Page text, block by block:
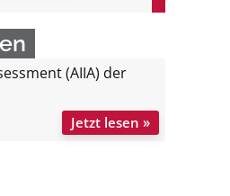
(AIIA) der
Jetzt lesen »